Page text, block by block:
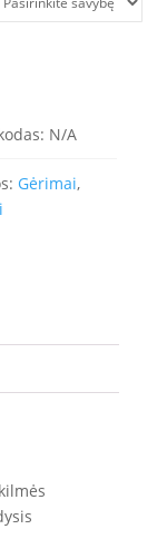
N/A
Gėrimai,